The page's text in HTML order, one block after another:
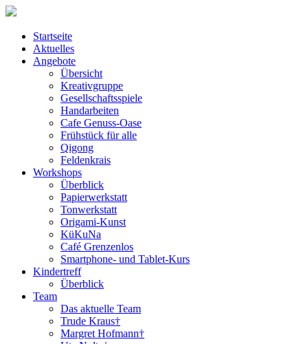
Startseite
Aktuelles
Angebote
Übersicht
Kreativgruppe
Gesellschaftsspiele
Handarbeiten
Cafe Genuss-Oase
Frühstück für alle
Qigong
Feldenkrais
Workshops
Überblick
Papierwerkstatt
Tonwerkstatt
Origami-Kunst
KüKuNa
Café Grenzenlos
Smartphone- und Tablet-Kurs
Kindertreff
Überblick
Team
Das aktuelle Team
Trude Kraus†
Margret Hofmann†